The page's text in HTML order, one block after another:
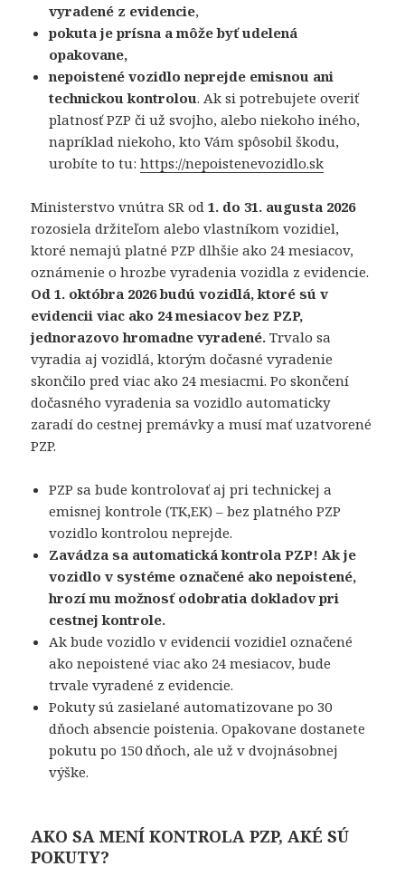
vyradené z evidencie,
pokuta je prísna a môže byť udelená
opakovane,
nepoistené vozidlo neprejde emisnou ani
technickou kontrolou. Ak si potrebujete overiť
platnosť PZP či už svojho, alebo niekoho iného,
napríklad niekoho, kto Vám spôsobil škodu,
urobíte to tu:https://nepoistenevozidlo.sk
Ministerstvo vnútra SR od1. do 31. augusta 2026
rozosiela držiteľom alebo vlastníkom vozidiel,
ktoré nemajú platné PZP dlhšie ako 24 mesiacov,
oznámenie o hrozbe vyradenia vozidla z evidencie.
Od 1. októbra 2026 budú vozidlá, ktoré sú v
evidencii viac ako 24 mesiacov bez PZP,
jednorazovo hromadne vyradené.Trvalo sa
vyradia aj vozidlá, ktorým dočasné vyradenie
skončilo pred viac ako 24 mesiacmi. Po skončení
dočasného vyradenia sa vozidlo automaticky
zaradí do cestnej premávky a musí mať uzatvorené
PZP.
PZP sa bude kontrolovať aj pri technickej a
emisnej kontrole (TK,EK) – bez platného PZP
vozidlo kontrolou neprejde.
Zavádza sa automatická kontrola PZP! Ak je
vozidlo v systéme označené ako nepoistené,
hrozí mu možnosť odobratia dokladov pri
cestnej kontrole.
Ak bude vozidlo v evidencii vozidiel označené
ako nepoistené viac ako 24 mesiacov, bude
trvale vyradené z evidencie.
Pokuty sú zasielané automatizovane po 30
dňoch absencie poistenia. Opakovane dostanete
pokutu po 150 dňoch, ale už v dvojnásobnej
výške.
AKO SA MENÍ KONTROLA PZP, AKÉ SÚ
POKUTY?